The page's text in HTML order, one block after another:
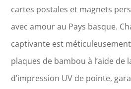
cartes postales et magnets
avec amour au Pays basque.
captivante est
plaques de bambou à l’aide de
d’impression UV de pointe,